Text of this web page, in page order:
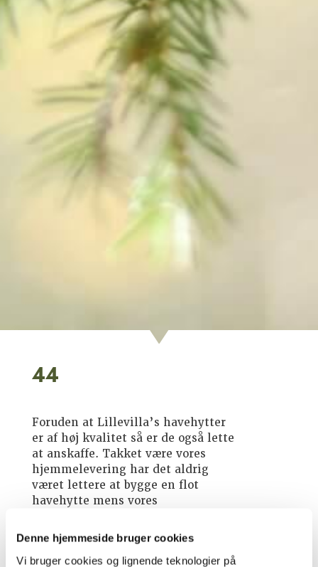
Denne hjemmeside bruger cookies
Vi bruger cookies og lignende teknologier på
44
Foruden at Lillevilla’s havehytter
er af høj kvalitet så er de også lette
at anskaffe. Takket være vores
hjemmelevering har det aldrig
været lettere at bygge en flot
havehytte mens vores
havehytten fungerer, selv efter
mange år.